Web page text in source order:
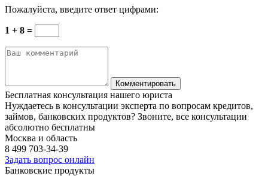
Пожалуйста, введите ответ цифрами:
1 + 8 =
Бесплатная консультация нашего юриста
Нуждаетесь в консультации эксперта по вопросам кредитов,
займов, банковских продуктов? Звоните, все консультации
абсолютно бесплатны
Москва и область
8 499 703-34-39
Задать вопрос онлайн
Банковские продукты